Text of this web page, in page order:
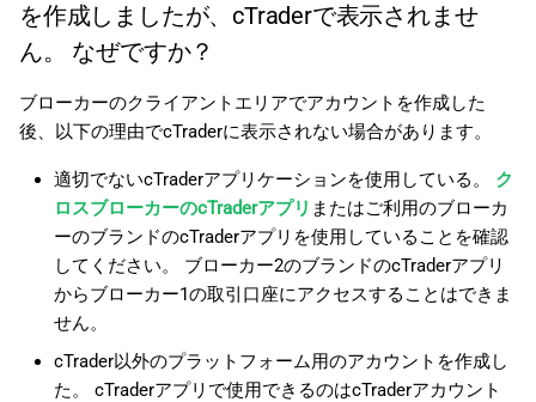
を作成しましたが、cTraderで表示されませ
ん。 なぜですか？
ブローカーのクライアントエリアでアカウントを作成した
後、以下の理由でcTraderに表示されない場合があります。
適切でないcTraderアプリケーションを使用している。 ク
ロスブローカーのcTraderアプリ またはご利用のブローカ
ーのブランドのcTraderアプリを使用していることを確認
してください。 ブローカー2のブランドのcTraderアプリ
からブローカー1の取引口座にアクセスすることはできま
せん。
cTrader以外のプラットフォーム用のアカウントを作成し
た。 cTraderアプリで使用できるのはcTraderアカウント